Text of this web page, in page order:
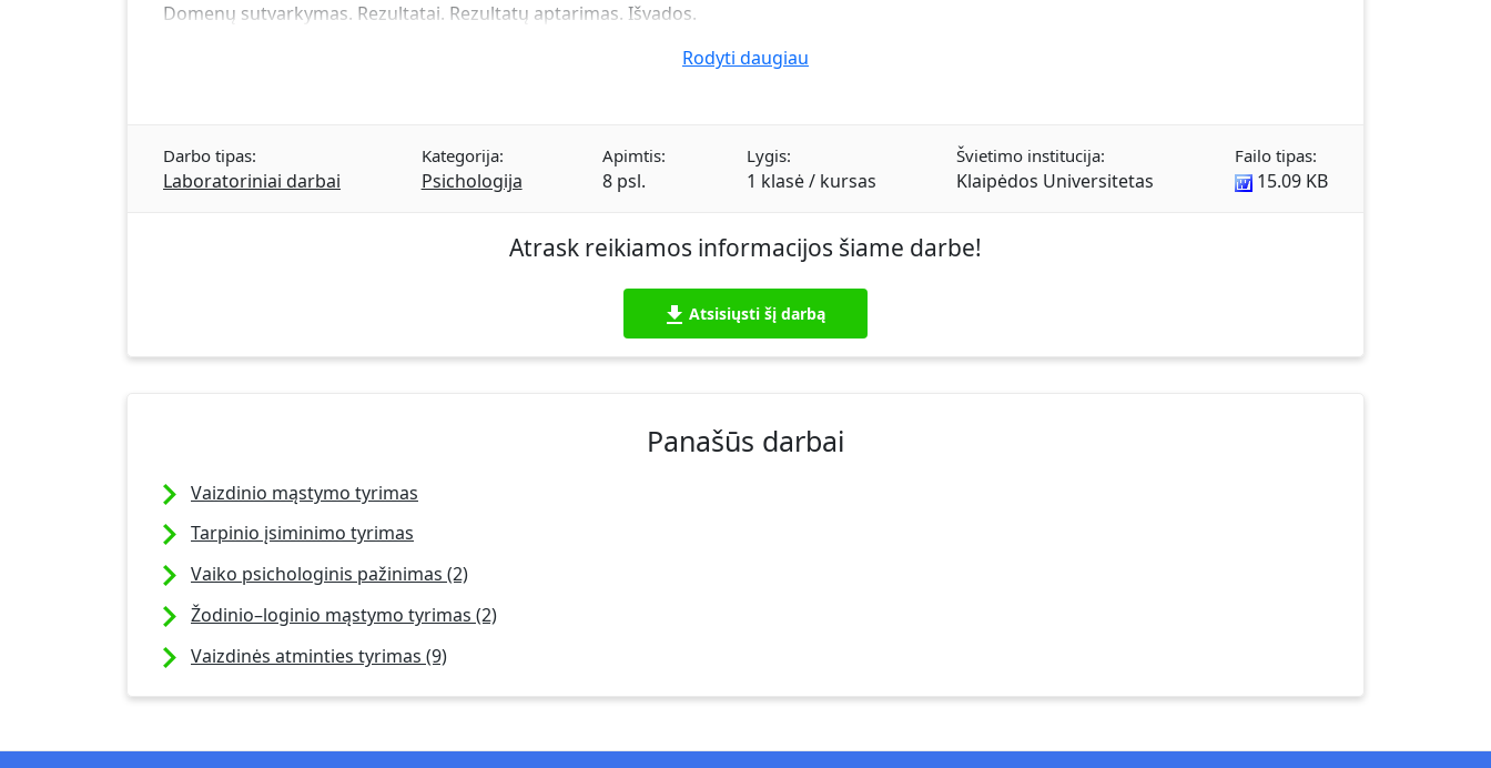
Domenų sutvarkymas. Rezultatai. Rezultatų aptarimas. Išvados.
Rodyti daugiau
Darbo tipas:
Laboratoriniai darbai
Kategorija:
Psichologija
Apimtis:
8 psl.
Lygis:
1 klasė / kursas
Švietimo institucija:
Klaipėdos Universitetas
Failo tipas:
15.09 KB
Atrask reikiamos informacijos šiame darbe!
Atsisiųsti šį darbą
Panašūs darbai
Vaizdinio mąstymo tyrimas
Tarpinio įsiminimo tyrimas
Vaiko psichologinis pažinimas (2)
Žodinio–loginio mąstymo tyrimas (2)
Vaizdinės atminties tyrimas (9)